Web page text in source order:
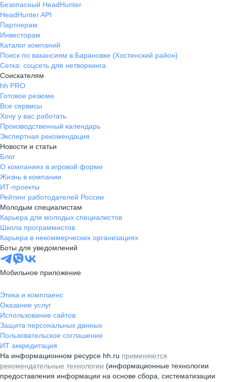
Безопасный HeadHunter
HeadHunter API
Партнерам
Инвесторам
Каталог компаний
Поиск по вакансиям в Барановке (Хостинский район)
Сетка: соцсеть для нетворкинга
Соискателям
hh PRO
Готовое резюме
Все сервисы
Хочу у вас работать
Производственный календарь
Экспертная рекомендация
Новости и статьи
Блог
О компаниях в игровой форме
Жизнь в компании
ИТ-проекты
Рейтинг работодателей России
Молодым специалистам
Карьера для молодых специалистов
Школа программистов
Карьера в некоммерческих организациях
Боты для уведомлений
Мобильное приложение
Этика и комплаенс
Оказание услуг
Использование сайтов
Защита персональных данных
Пользовательское соглашение
ИТ аккредитация
На информационном ресурсе hh.ru применяются
рекомендательные технологии (информационные технологии
предоставления информации на основе сбора, систематизации